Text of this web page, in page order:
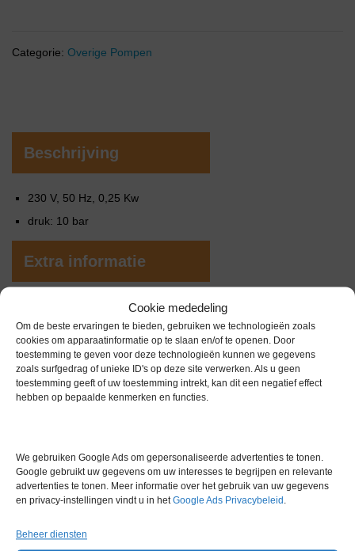
Cookie mededeling
Om de beste ervaringen te bieden, gebruiken we technologieën zoals
cookies om apparaatinformatie op te slaan en/of te openen. Door
toestemming te geven voor deze technologieën kunnen we gegevens
zoals surfgedrag of unieke ID's op deze site verwerken. Als u geen
toestemming geeft of uw toestemming intrekt, kan dit een negatief effect
hebben op bepaalde kenmerken en functies.
We gebruiken Google Ads om gepersonaliseerde advertenties te tonen.
Google gebruikt uw gegevens om uw interesses te begrijpen en relevante
advertenties te tonen. Meer informatie over het gebruik van uw gegevens
en privacy-instellingen vindt u in hetGoogle Ads Privacybeleid .
Beheer diensten
Categorie: Overige Pompen
Beschrijving
230 V, 50 Hz, 0,25 Kw
druk: 10 bar
Extra informatie
0,0 kg
Garantie 1 maand
Conditie Gebruikt in goede conditie
Gerelateerde producten